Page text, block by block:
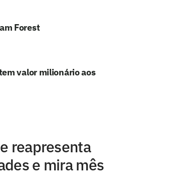
Forest
valor milionário aos
reapresenta
e mira mês